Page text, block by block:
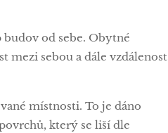
od sebe. Obytné
mezi sebou a dále vzdálenost
místnosti. To je dáno
který se liší dle